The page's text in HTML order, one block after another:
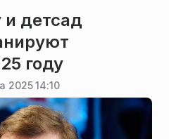
детсад
году
2025 14:10